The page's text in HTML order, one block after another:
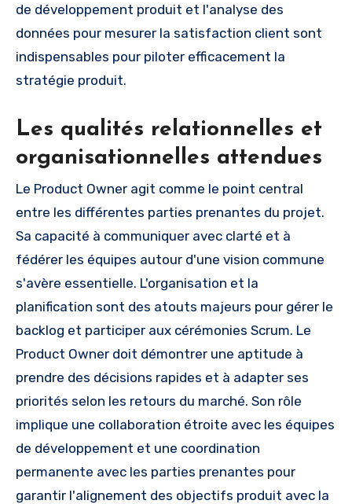
de développement produit et l'analyse des
données pour mesurer la satisfaction client sont
indispensables pour piloter efficacement la
stratégie produit.
Les qualités relationnelles et
organisationnelles attendues
Le Product Owner agit comme le point central
entre les différentes parties prenantes du projet.
Sa capacité à communiquer avec clarté et à
fédérer les équipes autour d'une vision commune
s'avère essentielle. L'organisation et la
planification sont des atouts majeurs pour gérer le
backlog et participer aux cérémonies Scrum. Le
Product Owner doit démontrer une aptitude à
prendre des décisions rapides et à adapter ses
priorités selon les retours du marché. Son rôle
implique une collaboration étroite avec les équipes
de développement et une coordination
permanente avec les parties prenantes pour
garantir l'alignement des objectifs produit avec la